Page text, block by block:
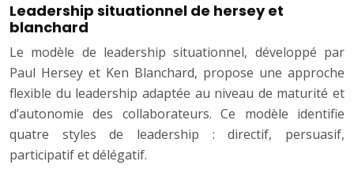
Leadership situationnel de hersey et
blanchard
Le modèle de leadership situationnel, développé par
Paul Hersey et Ken Blanchard, propose une approche
flexible du leadership adaptée au niveau de maturité et
d’autonomie des collaborateurs. Ce modèle identifie
quatre styles de leadership : directif, persuasif,
participatif et délégatif.